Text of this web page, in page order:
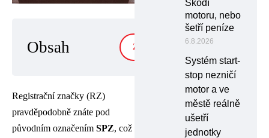
Obsah ZOBRAZIT
Registrační značky (RZ)
pravděpodobně znáte pod
původním označením SPZ, což
Škodí
motoru, nebo
šetří peníze
6.8.2026
Systém start-
stop nezničí
motor a ve
městě reálně
ušetří
jednotky